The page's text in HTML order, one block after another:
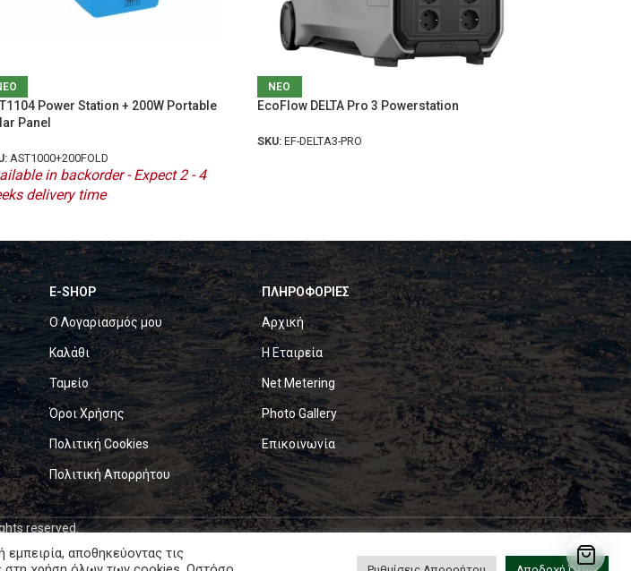
Power Station + 200W Portable
Panel
AST1000+200FOLD
in backorder - Expect 2 - 4
delivery time
ΝΕΟ
EcoFlow DELTA Pro 3 Powerstation
SKU: EF-DELTA3-PRO
E-SHOP
Ο Λογαριασμός μου
Καλάθι
Ταμείο
Όροι Χρήσης
Πολιτική Cookies
Πολιτική Απορρήτου
ΠΛΗΡΟΦΟΡΙΕΣ
Αρχική
Η Εταιρεία
Net Metering
Photo Gallery
Επικοινωνία
reserved.
αποθηκεύοντας τις